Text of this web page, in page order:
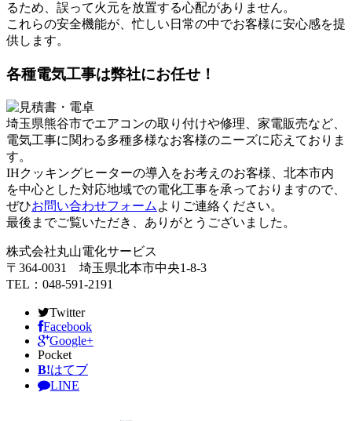
るため、誤って火元を放置する心配がありません。
これらの安全機能が、忙しい日常の中でお客様に安心感を提
供します。
各種電気工事は弊社にお任せ！
埼玉県熊谷市でエアコンの取り付けや修理、家電販売など、
電気工事に関わる多種多様なお客様のニーズに応えておりま
す。
IHクッキングヒーターの導入をお考えのお客様、北本市内
を中心とした対応地域での電化工事を承っておりますので、
ぜひお問い合わせフォーム よりご連絡ください。
最後までご覧いただき、ありがとうございました。
株式会社丸山電化サービス
〒364-0031 埼玉県北本市中央1-8-3
TEL：048-591-2191
Twitter
Facebook
Google+
Pocket
B!はてブ
LINE